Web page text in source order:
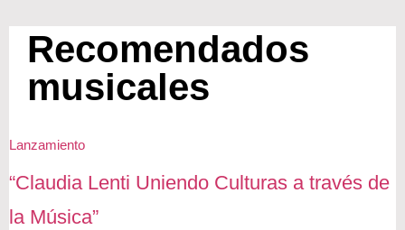
Recomendados
musicales
Lanzamiento
“Claudia Lenti Uniendo Culturas a través de
la Música”